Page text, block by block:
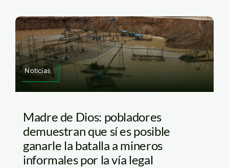
Noticias
Madre de Dios: pobladores
demuestran que sí es posible
ganarle la batalla a mineros
informales por la vía legal